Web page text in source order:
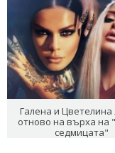
Галена и Цветелина
отново на върха на
седмицата"